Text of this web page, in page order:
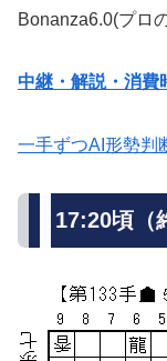
Bonanza6.0(プロ
中継・解説・消費
一手ずつAI形勢判
17:20頃（